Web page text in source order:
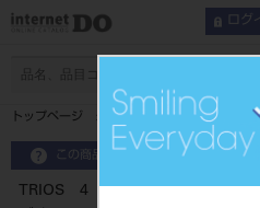
ログ
トップページ TRIOS 4 オーラルスキ
この商品に関するお問い合わせ
TRIOS 4 オーラルスキャナシス